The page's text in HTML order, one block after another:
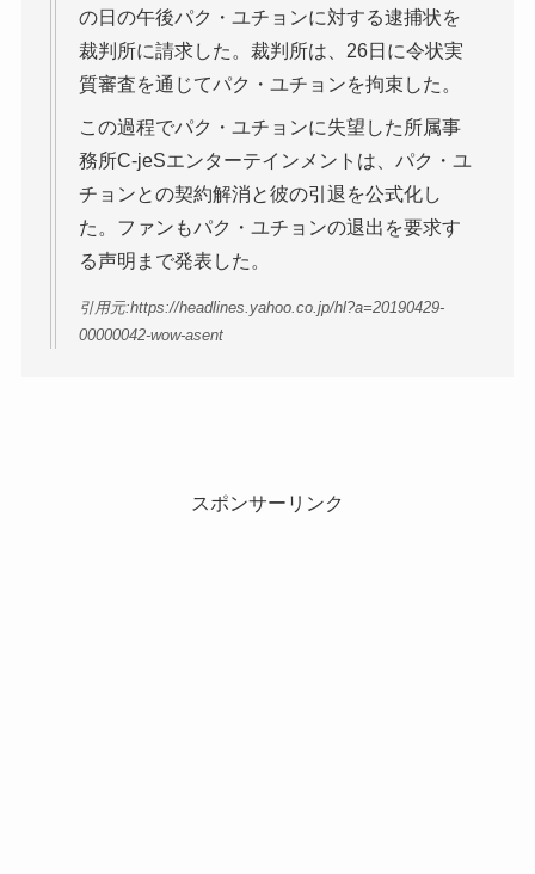
の日の午後パク・ユチョンに対する逮捕状を
裁判所に請求した。裁判所は、26日に令状実
質審査を通じてパク・ユチョンを拘束した。
この過程でパク・ユチョンに失望した所属事
務所C‐jeSエンターテインメントは、パク・ユ
チョンとの契約解消と彼の引退を公式化し
た。ファンもパク・ユチョンの退出を要求す
る声明まで発表した。
引用元:https://headlines.yahoo.co.jp/hl?a=20190429-
00000042-wow-asent
スポンサーリンク